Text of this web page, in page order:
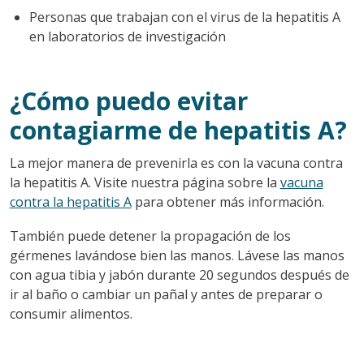
Personas que trabajan con el virus de la hepatitis A
en laboratorios de investigación
¿Cómo puedo evitar
contagiarme de hepatitis A?
La mejor manera de prevenirla es con la vacuna contra
la hepatitis A. Visite nuestra página sobre la vacuna
contra la hepatitis Apara obtener más información.
También puede detener la propagación de los
gérmenes lavándose bien las manos. Lávese las manos
con agua tibia y jabón durante 20 segundos después de
ir al baño o cambiar un pañal y antes de preparar o
consumir alimentos.